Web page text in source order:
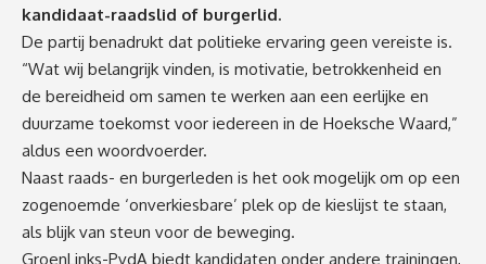
kandidaat-raadslid of burgerlid.
De partij benadrukt dat politieke ervaring geen vereiste is.
“Wat wij belangrijk vinden, is motivatie, betrokkenheid en
de bereidheid om samen te werken aan een eerlijke en
duurzame toekomst voor iedereen in de Hoeksche Waard,”
aldus een woordvoerder.
Naast raads- en burgerleden is het ook mogelijk om op een
zogenoemde ‘onverkiesbare’ plek op de kieslijst te staan,
als blijk van steun voor de beweging.
GroenLinks-PvdA biedt kandidaten onder andere trainingen,